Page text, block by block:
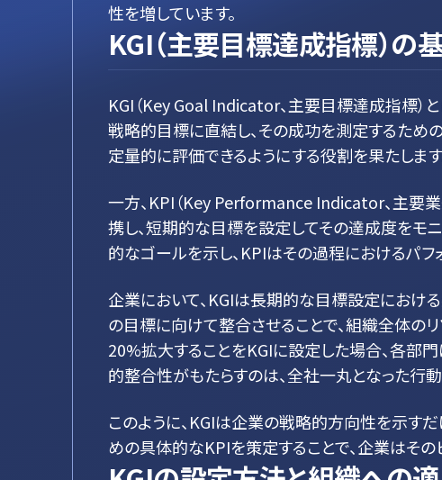
性を増しています。
KGI（主要目標達成指標）の
KGI（Key Goal Indicator、主要目標達成指標）
戦略的目標に直結し、その成功を測定するため
定量的に評価できるようにする役割を果たします
一方、KPI（Key Performance Indicator、主要
携し、短期的な目標を設定してその達成度をモ
的なゴールを示し、KPIはその過程におけるパフ
企業において、KGIは長期的な目標設定におけ
の目標に向けて整合させることで、組織全体の
20%拡大することをKGIに設定した場合、各部
的整合性がもたらすのは、全社一丸となった行
このように、KGIは企業の戦略的方向性を示す
めの具体的なKPIを策定することで、企業はそ